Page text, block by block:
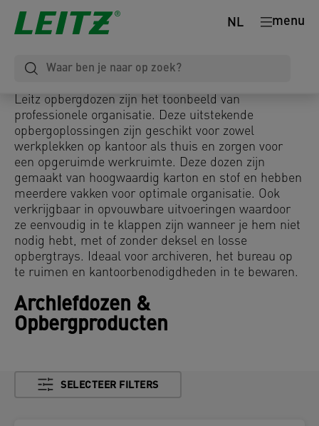
menu
NL
Leitz opbergdozen zijn het toonbeeld van
professionele organisatie. Deze uitstekende
opbergoplossingen zijn geschikt voor zowel
werkplekken op kantoor als thuis en zorgen voor
een opgeruimde werkruimte. Deze dozen zijn
gemaakt van hoogwaardig karton en stof en hebben
meerdere vakken voor optimale organisatie. Ook
verkrijgbaar in opvouwbare uitvoeringen waardoor
ze eenvoudig in te klappen zijn wanneer je hem niet
nodig hebt, met of zonder deksel en losse
opbergtrays. Ideaal voor archiveren, het bureau op
te ruimen en kantoorbenodigdheden in te bewaren.
Archiefdozen &
Opbergproducten
SELECTEER FILTERS